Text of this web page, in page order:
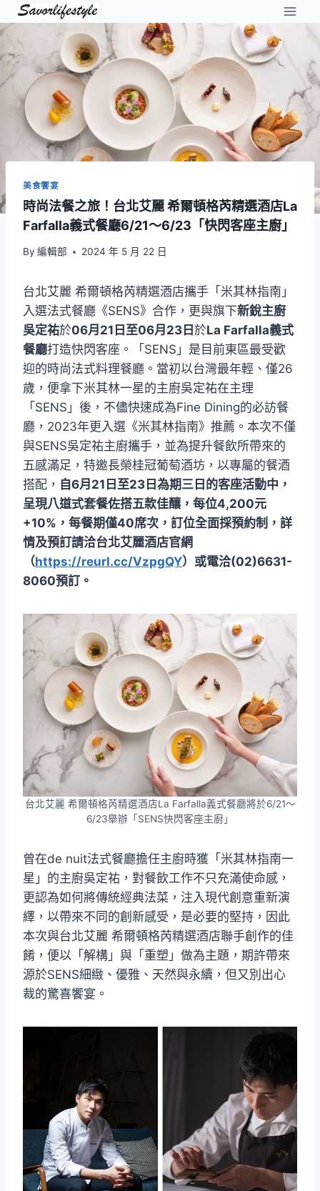
Skip
to
content
美食饗宴
時尚法餐之旅！台北艾麗 希爾頓格芮精選酒店La
Farfalla義式餐廳6/21～6/23「快閃客座主廚」
By 編輯部 2024 年 5 月 22 日
台北艾麗 希爾頓格芮精選酒店攜手「米其林指南」
入選法式餐廳《SENS》合作，更與旗下新銳主廚
吳定祐於06月21日至06月23日 於La Farfalla義式
餐廳打造快閃客座。「SENS」是目前東區最受歡
迎的時尚法式料理餐廳。當初以台灣最年輕、僅26
歲，便拿下米其林一星的主廚吳定祐在主理
「SENS」後，不儘快速成為Fine Dining的必訪餐
廳，2023年更入選《米其林指南》推薦。本次不僅
與SENS吳定祐主廚攜手，並為提升餐飲所帶來的
五感滿足，特邀長榮桂冠葡萄酒坊，以專屬的餐酒
搭配， 自6月21日至23日為期三日的客座活動中，
呈現八道式套餐佐搭五款佳釀，每位4,200元
+10%，每餐期僅40席次，訂位全面採預約制，詳
情及預訂請洽台北艾麗酒店官網
（https://reurl.cc/VzpgQY）或電洽(02)6631-
8060預訂。
台北艾麗 希爾頓格芮精選酒店La Farfalla義式餐廳將於6/21～
6/23舉辦「SENS快閃客座主廚」
曾在de nuit法式餐廳擔任主廚時獲「米其林指南一
星」的主廚吳定祐，對餐飲工作不只充滿使命感，
更認為如何將傳統經典法菜，注入現代創意重新演
繹，以帶來不同的創新感受，是必要的堅持，因此
本次與台北艾麗 希爾頓格芮精選酒店聯手創作的佳
餚，便以「解構」與「重塑」做為主題，期許帶來
源於SENS細緻、優雅、天然與永續，但又別出心
裁的驚喜饗宴。